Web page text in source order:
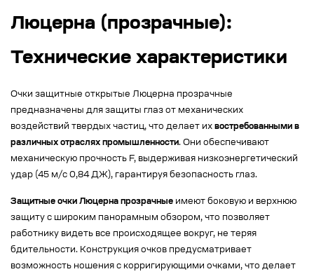
Люцерна (прозрачные):
Технические характеристики
Очки защитные открытые Люцерна прозрачные
предназначены для защиты глаз от механических
воздействий твердых частиц, что делает их востребованными в
различных отраслях промышленности. Они обеспечивают
механическую прочность F, выдерживая низкоэнергетический
удар (45 м/с 0,84 ДЖ), гарантируя безопасность глаз.
Защитные очки Люцерна прозрачные имеют боковую и верхнюю
защиту с широким панорамным обзором, что позволяет
работнику видеть все происходящее вокруг, не теряя
бдительности. Конструкция очков предусматривает
возможность ношения с корригирующими очками, что делает